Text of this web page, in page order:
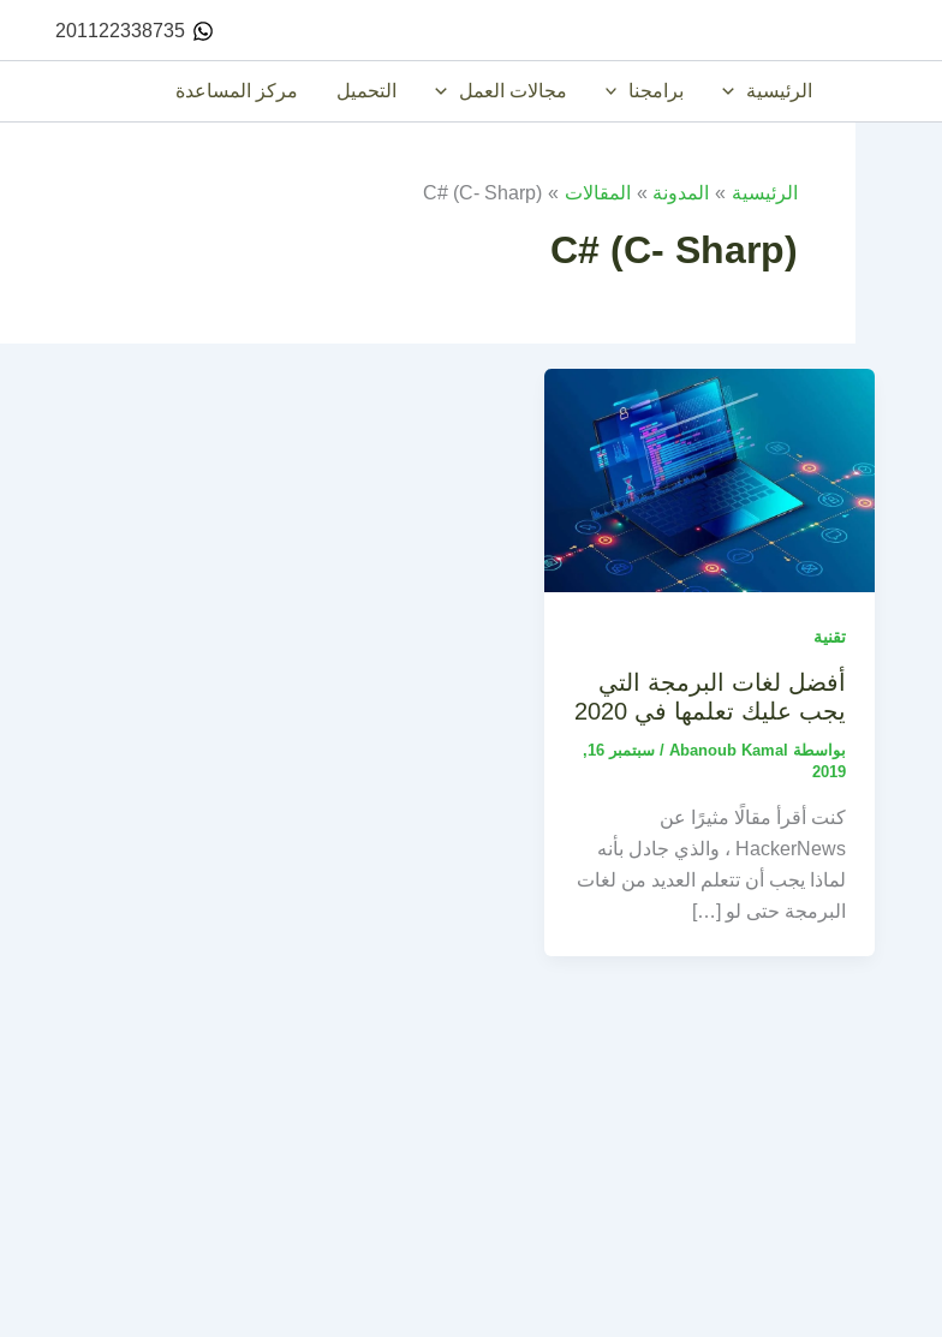
201122338735
الرئيسية برامجنا مجالات العمل التحميل مركز المساعدة
الرئيسية المدونة المقالات C# (C- Sharp)
C# (C- Sharp)
تقنية
أفضل لغات البرمجة التي
يجب عليك تعلمها في 2020
بواسطة Abanoub Kamal
/
سبتمبر 16,
2019
كنت أقرأ مقالًا مثيرًا عن
HackerNews ، والذي جادل بأنه
لماذا يجب أن تتعلم العديد من لغات
البرمجة حتى لو […]